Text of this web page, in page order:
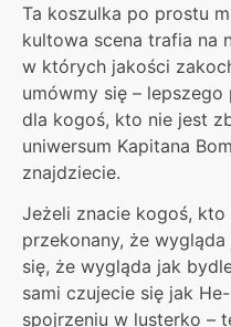
Ta koszulka po prostu
kultowa scena trafia na
w których jakości
umówmy się –
dla kogoś, kto nie jest
uniwersum Kapitana
znajdziecie.
Jeżeli znacie kogoś,
przekonany, że
się, że wygląda jak
sami czujecie się jak
spojrzeniu w lusterko –